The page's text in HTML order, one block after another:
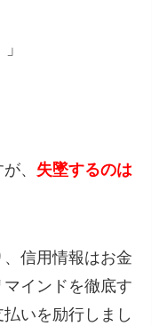
」
、 失墜するのは
信用情報はお金
インドを徹底す
いを励行しまし